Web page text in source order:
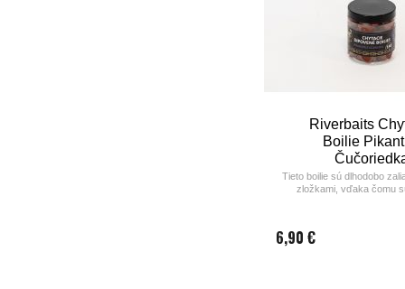
Riverbaits
Boilie
Tieto boilie sú dlhodobo
zložkami, vďaka čomu
6,90 €